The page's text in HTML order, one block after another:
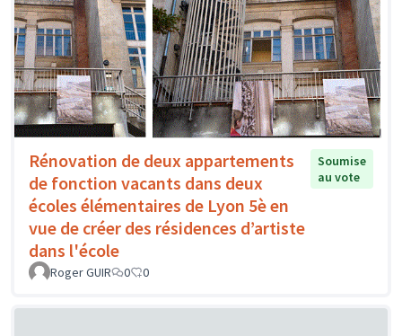
Rénovation de deux appartements
de fonction vacants dans deux
écoles élémentaires de Lyon 5è en
vue de créer des résidences d’artiste
dans l'école
Soumise
au vote
Roger GUIR 0 0